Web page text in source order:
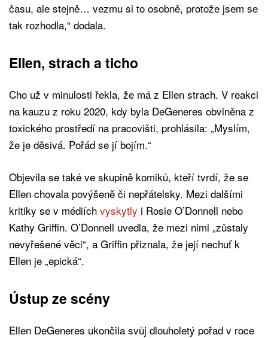
času, ale stejně… vezmu si to osobně, protože jsem se
tak rozhodla,“ dodala.
Ellen, strach a ticho
Cho už v minulosti řekla, že má z Ellen strach. V reakci
na kauzu z roku 2020, kdy byla DeGeneres obviněna z
toxického prostředí na pracovišti, prohlásila: „Myslím,
že je děsivá. Pořád se jí bojím.“
Objevila se také ve skupině komiků, kteří tvrdí, že se
Ellen chovala povýšeně či nepřátelsky. Mezi dalšími
kritiky se v médiích vyskytly i Rosie O’Donnell nebo
Kathy Griffin. O’Donnell uvedla, že mezi nimi „zůstaly
nevyřešené věci“, a Griffin přiznala, že její nechuť k
Ellen je „epická“.
Ústup ze scény
Ellen DeGeneres ukončila svůj dlouholetý pořad v roce